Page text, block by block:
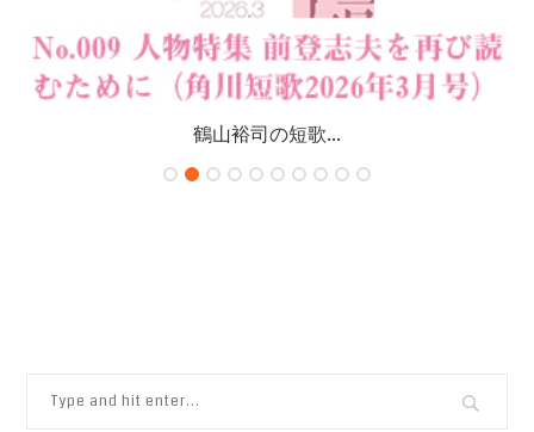
鶴山裕司の短歌...